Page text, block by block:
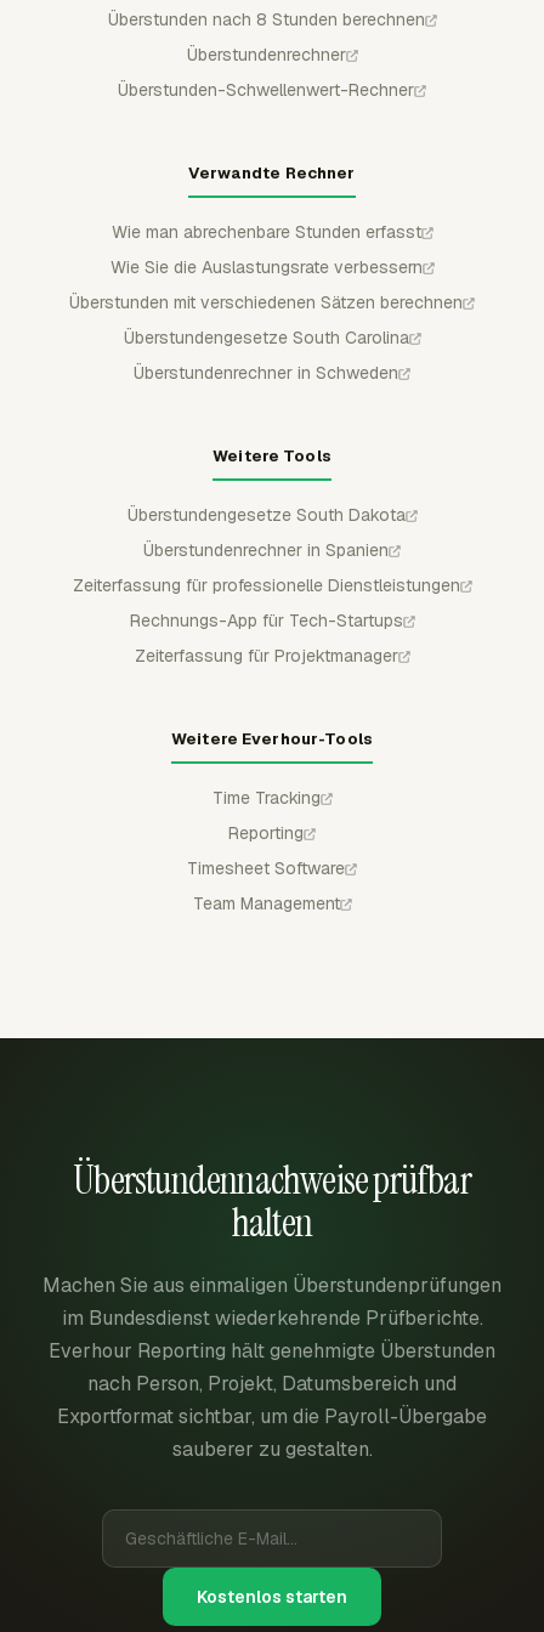
Überstunden nach 8 Stunden berechnen
Überstundenrechner
Überstunden-Schwellenwert-Rechner
Verwandte Rechner
Wie man abrechenbare Stunden erfasst
Wie Sie die Auslastungsrate verbessern
Überstunden mit verschiedenen Sätzen berechnen
Überstundengesetze South Carolina
Überstundenrechner in Schweden
Weitere Tools
Überstundengesetze South Dakota
Überstundenrechner in Spanien
Zeiterfassung für professionelle Dienstleistungen
Rechnungs-App für Tech-Startups
Zeiterfassung für Projektmanager
Weitere Everhour-Tools
Time Tracking
Reporting
Timesheet Software
Team Management
Überstundennachweise prüfbar
halten
Machen Sie aus einmaligen Überstundenprüfungen
im Bundesdienst wiederkehrende Prüfberichte.
Everhour Reporting hält genehmigte Überstunden
nach Person, Projekt, Datumsbereich und
Exportformat sichtbar, um die Payroll-Übergabe
sauberer zu gestalten.
Kostenlos starten